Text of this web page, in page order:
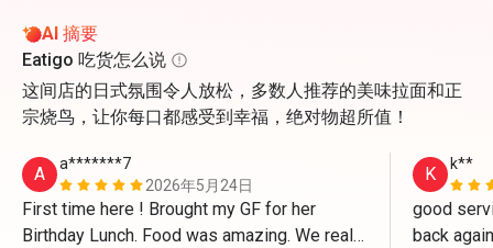
AI 摘要
Eatigo 吃货怎么说
这间店的日式氛围令人放松，多数人推荐的美味拉面和正
宗烧鸟，让你每口都感受到幸福，绝对物超所值！
A
a*******7
2026年5月24日
First time here ! Brought my GF for her
Birthday Lunch. Food was amazing. We really
K k**
good